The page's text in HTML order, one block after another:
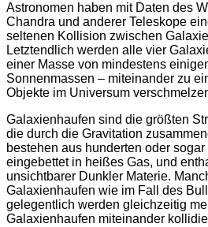
Astronomen haben mit Daten des
Chandra und anderer Teleskope
seltenen Kollision zwischen
Letztendlich werden alle vier
einer Masse von mindestens
Sonnenmassen – miteinander zu
Objekte im Universum
Galaxienhaufen sind die größten
die durch die Gravitation
bestehen aus hunderten oder
eingebettet in heißes Gas, und
unsichtbarer Dunkler Materie.
Galaxienhaufen wie im Fall des
gelegentlich werden gleichzeitig
Galaxienhaufen miteinander